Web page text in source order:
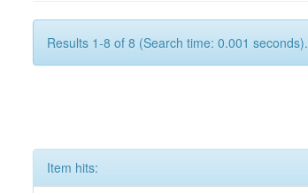
Results 1-8 of 8 (Search time: 0.001 seconds).
Item hits: